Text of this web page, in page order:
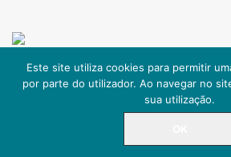
© Copyright IPO-PORTO. Todos os direitos reservados.
Este site utiliza cookies para permitir
por parte do utilizador. Ao navegar no
sua utilização.